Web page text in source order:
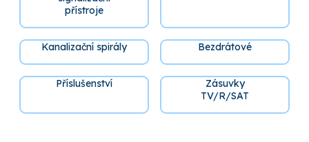
přístroje
Kanalizační spirály Bezdrátové
Příslušenství
Zásuvky
TV/R/SAT